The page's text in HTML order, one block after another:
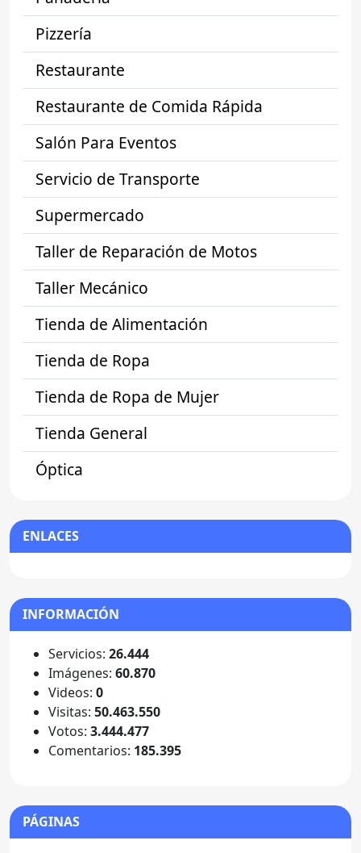
Pizzería
Restaurante
Restaurante de Comida Rápida
Salón Para Eventos
Servicio de Transporte
Supermercado
Taller de Reparación de Motos
Taller Mecánico
Tienda de Alimentación
Tienda de Ropa
Tienda de Ropa de Mujer
Tienda General
Óptica
ENLACES
INFORMACIÓN
Servicios: 26.444
Imágenes: 60.870
Videos: 0
Visitas: 50.463.550
Votos: 3.444.477
Comentarios: 185.395
PÁGINAS